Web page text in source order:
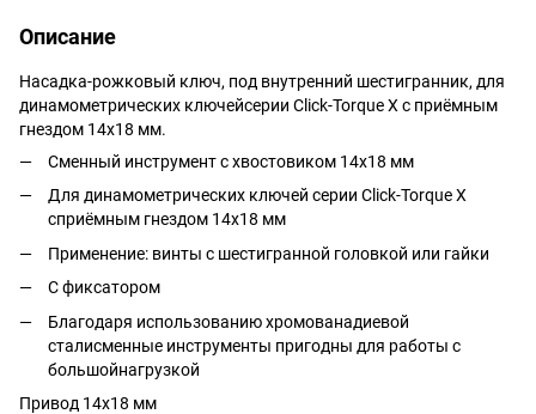
Описание
Насадка-рожковый ключ, под внутренний шестигранник, для
динамометрических ключейсерии Click-Torque X с приёмным
гнездом 14x18 мм.
Сменный инструмент с хвостовиком 14x18 мм
Для динамометрических ключей серии Click-Torque X
сприёмным гнездом 14x18 мм
Применение: винты с шестигранной головкой или гайки
С фиксатором
Благодаря использованию хромованадиевой
сталисменные инструменты пригодны для работы с
большойнагрузкой
Привод 14x18 мм